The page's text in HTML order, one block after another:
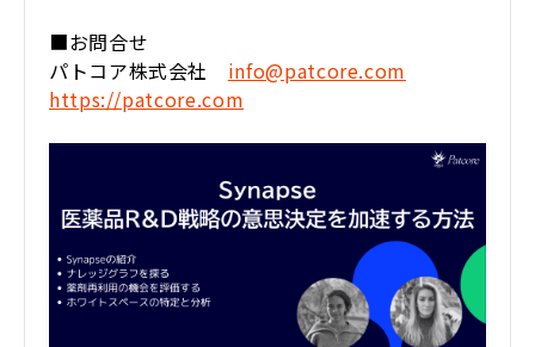
■お問合せ
パトコア株式会社 info@patcore.com
https://patcore.com